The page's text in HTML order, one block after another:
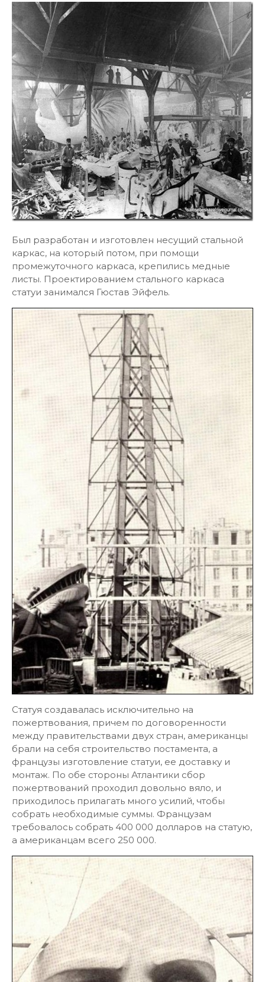
Был разработан и изготовлен несущий стальной
каркас, на который потом, при помощи
промежуточного каркаса, крепились медные
листы. Проектированием стального каркаса
статуи занимался Гюстав Эйфель.
Статуя создавалась исключительно на
пожертвования, причем по договоренности
между правительствами двух стран, американцы
брали на себя строительство постамента, а
французы изготовление статуи, ее доставку и
монтаж. По обе стороны Атлантики сбор
пожертвований проходил довольно вяло, и
приходилось прилагать много усилий, чтобы
собрать необходимые суммы. Французам
требовалось собрать 400 000 долларов на статую,
а американцам всего 250 000.